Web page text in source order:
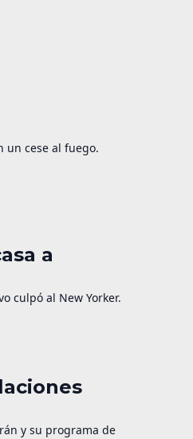
un cese al fuego.
a
culpó al New Yorker.
y su programa de